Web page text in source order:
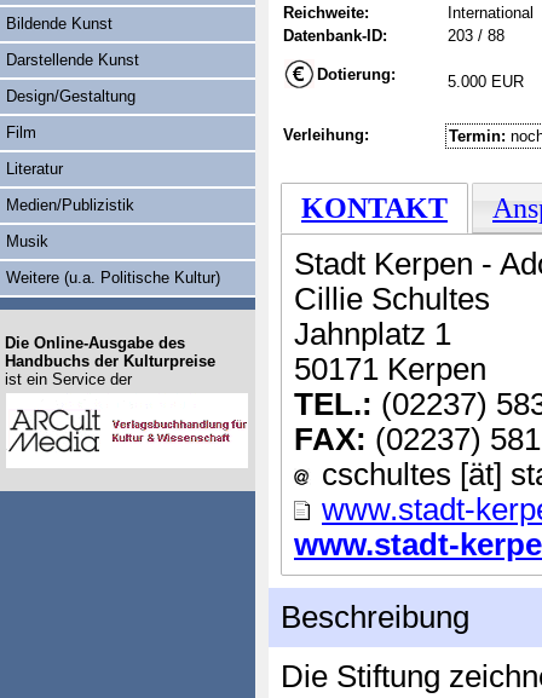
Reichweite:
International
Datenbank-ID:
203 / 88
Dotierung: 5.000 EUR
Verleihung: Termin:
KONTAKT
Stadt Kerpen -
Cillie Schultes
Jahnplatz 1
50171 Kerpen
TEL.: (02237)
FAX: (02237)
cschultes [ät]
www.stadt-
www.stadt-
Beschreibung
Die Stiftung
Bildende Kunst
Darstellende Kunst
Design/Gestaltung
Film
Literatur
Medien/Publizistik
Musik
Weitere (u.a. Politische Kultur)
Die Online-Ausgabe des
Handbuchs der Kulturpreise
ist ein Service der